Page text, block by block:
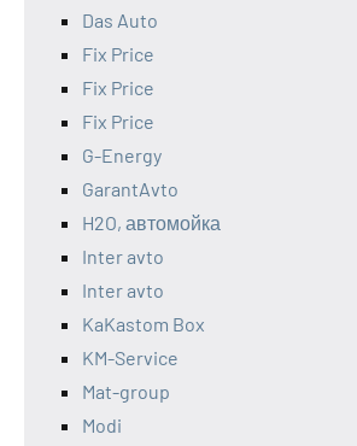
Das Auto
Fix Price
Fix Price
Fix Price
G-Energy
GarantAvto
H2O, автомойка
Inter avto
Inter avto
KaKastom Box
KM-Service
Mat-group
Modi